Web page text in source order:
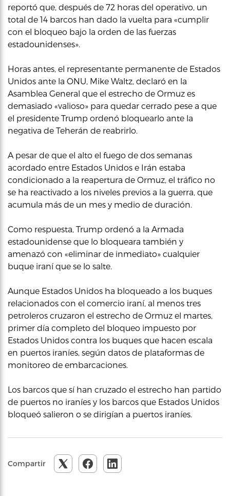
reportó que, después de 72 horas del operativo, un
total de 14 barcos han dado la vuelta para «cumplir
con el bloqueo bajo la orden de las fuerzas
estadounidenses».
Horas antes, el representante permanente de Estados
Unidos ante la ONU, Mike Waltz, declaró en la
Asamblea General que el estrecho de Ormuz es
demasiado «valioso» para quedar cerrado pese a que
el presidente Trump ordenó bloquearlo ante la
negativa de Teherán de reabrirlo.
A pesar de que el alto el fuego de dos semanas
acordado entre Estados Unidos e Irán estaba
condicionado a la reapertura de Ormuz, el tráfico no
se ha reactivado a los niveles previos a la guerra, que
acumula más de un mes y medio de duración.
Como respuesta, Trump ordenó a la Armada
estadounidense que lo bloqueara también y
amenazó con «eliminar de inmediato» cualquier
buque iraní que se lo salte.
Aunque Estados Unidos ha bloqueado a los buques
relacionados con el comercio iraní, al menos tres
petroleros cruzaron el estrecho de Ormuz el martes,
primer día completo del bloqueo impuesto por
Estados Unidos contra los buques que hacen escala
en puertos iraníes, según datos de plataformas de
monitoreo de embarcaciones.
Los barcos que sí han cruzado el estrecho han partido
de puertos no iraníes y los barcos que Estados Unidos
bloqueó salieron o se dirigían a puertos iraníes.
Compartir